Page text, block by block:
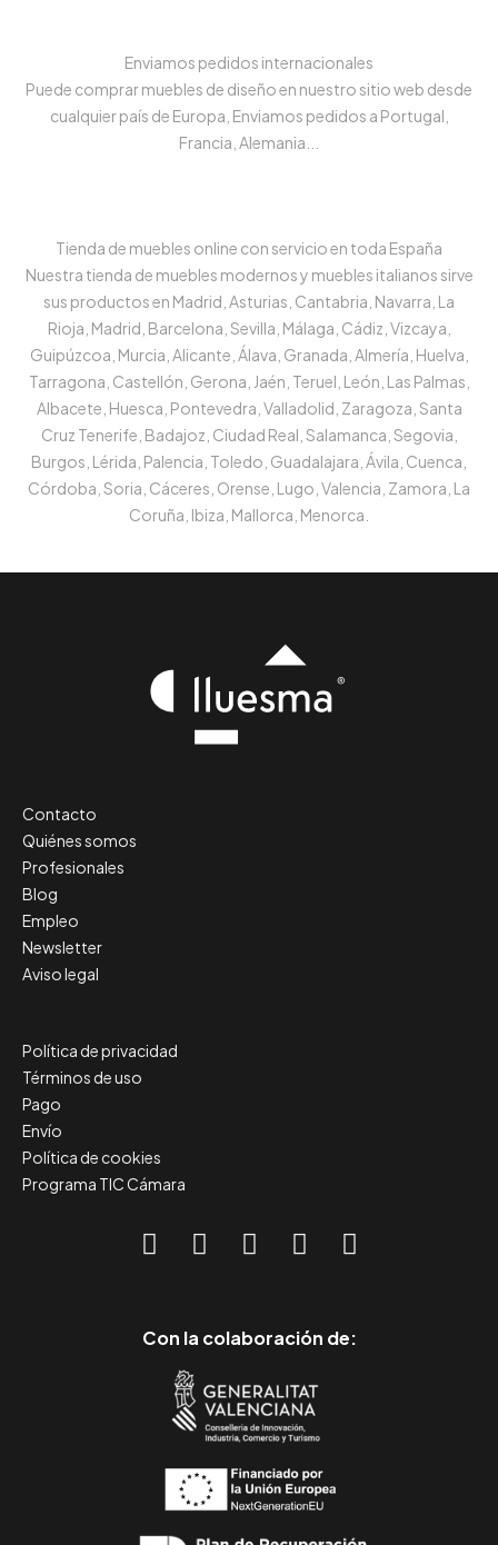
Enviamos pedidos internacionales
Puede comprar muebles de diseño en nuestro sitio web desde
cualquier país de Europa, Enviamos pedidos a Portugal,
Francia, Alemania...
Tienda de muebles online con servicio en toda España
Nuestra tienda de muebles modernos y muebles italianos sirve
sus productos en Madrid, Asturias, Cantabria, Navarra, La
Rioja, Madrid, Barcelona, Sevilla, Málaga, Cádiz, Vizcaya,
Guipúzcoa, Murcia, Alicante, Álava, Granada, Almería, Huelva,
Tarragona, Castellón, Gerona, Jaén, Teruel, León, Las Palmas,
Albacete, Huesca, Pontevedra, Valladolid, Zaragoza, Santa
Cruz Tenerife, Badajoz, Ciudad Real, Salamanca, Segovia,
Burgos, Lérida, Palencia, Toledo, Guadalajara, Ávila, Cuenca,
Córdoba, Soria, Cáceres, Orense, Lugo, Valencia, Zamora, La
Coruña, Ibiza, Mallorca, Menorca.
Contacto
Quiénes somos
Profesionales
Blog
Empleo
Newsletter
Aviso legal
Política de privacidad
Términos de uso
Pago
Envío
Política de cookies
Programa TIC Cámara
Con la colaboración de: